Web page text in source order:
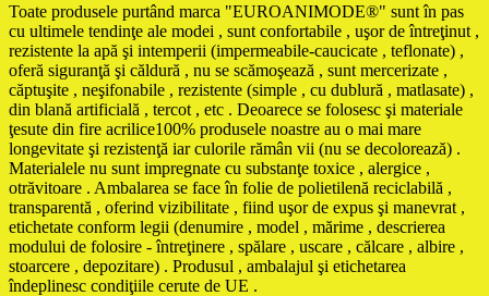
Toate produsele purtând marca "EUROANIMODE®" sunt în pas
cu ultimele tendinţe ale modei , sunt confortabile , uşor de întreţinut ,
rezistente la apă şi intemperii (impermeabile-caucicate , teflonate) ,
oferă siguranţă şi căldură , nu se scămoşează , sunt mercerizate ,
căptuşite , neşifonabile , rezistente (simple , cu dublură , matlasate) ,
din blană artificială , tercot , etc . Deoarece se folosesc şi materiale
ţesute din fire acrilice100% produsele noastre au o mai mare
longevitate şi rezistenţă iar culorile rămân vii (nu se decolorează) .
Materialele nu sunt impregnate cu substanţe toxice , alergice ,
otrăvitoare . Ambalarea se face în folie de polietilenă reciclabilă ,
transparentă , oferind vizibilitate , fiind uşor de expus şi manevrat ,
etichetate conform legii (denumire , model , mărime , descrierea
modului de folosire - întreţinere , spălare , uscare , călcare , albire ,
stoarcere , depozitare) . Produsul , ambalajul şi etichetarea
îndeplinesc condiţiile cerute de UE .